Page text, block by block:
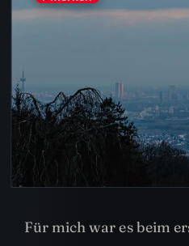
Für mich war es beim